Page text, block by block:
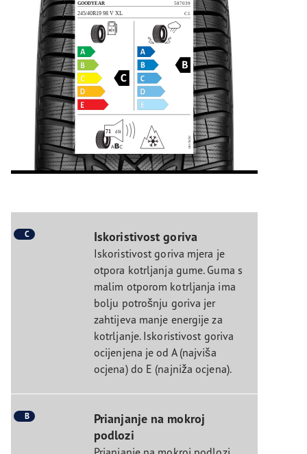
C Iskoristivost goriva
Iskoristivost goriva mjera je
otpora kotrljanja gume. Guma s
malim otporom kotrljanja ima
bolju potrošnju goriva jer
zahtijeva manje energije za
kotrljanje. Iskoristivost goriva
ocijenjena je od A (najviša
ocjena) do E (najniža ocjena).
B
Prianjanje na mokroj
podlozi